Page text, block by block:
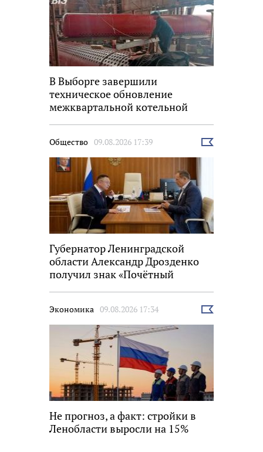
В Выборге завершили
техническое обновление
межквартальной котельной
Общество 09.08.2026 17:39
Выбрать
Губернатор Ленинградской
области Александр Дрозденко
получил знак «Почётный
Экономика 09.08.2026 17:34
Выбрать
Не прогноз, а факт: стройки в
Ленобласти выросли на 15%